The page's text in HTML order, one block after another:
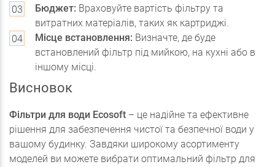
Бюджет: Враховуйте вартість фільтру та
витратних матеріалів, таких як картриджі.
Місце встановлення: Визначте, де буде
встановлений фільтр під мийкою, на кухні або в
іншому місці.
Висновок
Фільтри для води Ecosoft – це надійне та ефективне
рішення для забезпечення чистої та безпечної води у
вашому будинку. Завдяки широкому асортименту
моделей ви можете вибрати оптимальний фільтр для